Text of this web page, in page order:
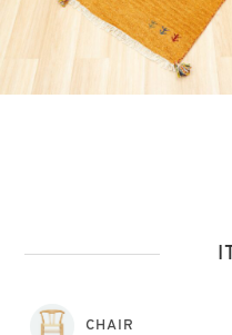
CHAIR